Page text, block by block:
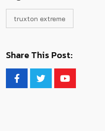
truxton extreme
Share This Post: